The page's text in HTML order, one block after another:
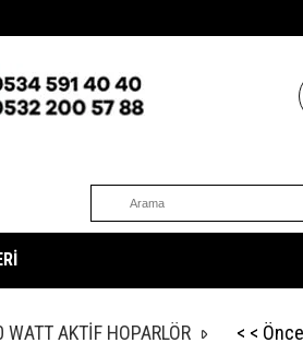
AKTİF HOPARLÖR < <